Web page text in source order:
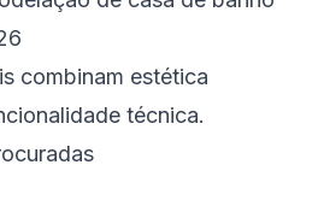
combinam estética
técnica.